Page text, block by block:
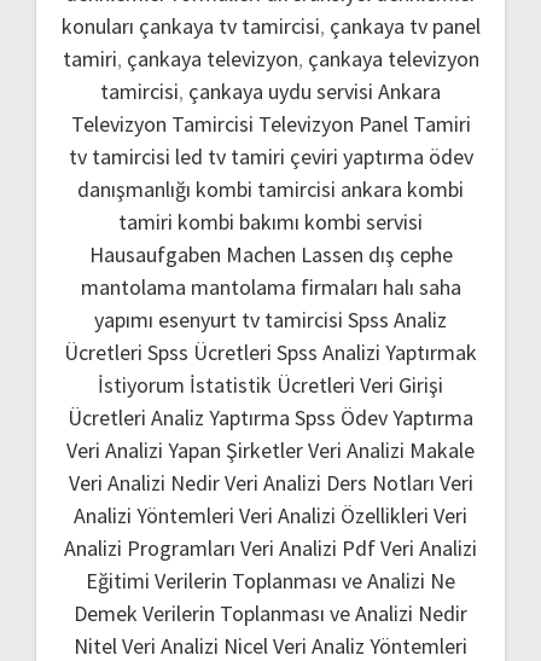
konuları çankaya tv tamircisi, çankaya tv panel
tamiri, çankaya televizyon, çankaya televizyon
tamircisi, çankaya uydu servisi Ankara
Televizyon Tamircisi Televizyon Panel Tamiri
tv tamircisi led tv tamiri çeviri yaptırma ödev
danışmanlığı kombi tamircisi ankara kombi
tamiri kombi bakımı kombi servisi
Hausaufgaben Machen Lassen dış cephe
mantolama mantolama firmaları halı saha
yapımı esenyurt tv tamircisi Spss Analiz
Ücretleri Spss Ücretleri Spss Analizi Yaptırmak
İstiyorum İstatistik Ücretleri Veri Girişi
Ücretleri Analiz Yaptırma Spss Ödev Yaptırma
Veri Analizi Yapan ŞirketlerVeri Analizi Makale
Veri Analizi NedirVeri Analizi Ders Notları Veri
Analizi Yöntemleri Veri Analizi Özellikleri Veri
Analizi Programları Veri Analizi PdfVeri Analizi
Eğitimi Verilerin Toplanması ve Analizi Ne
Demek Verilerin Toplanması ve Analizi Nedir
Nitel Veri Analizi Nicel Veri Analiz Yöntemleri